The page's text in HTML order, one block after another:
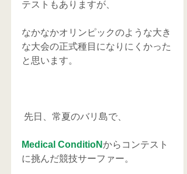
テストもありますが、
なかなかオリンピックのような大き
な大会の正式種目になりにくかった
と思います。
先日、常夏のバリ島で、
Medical ConditioNからコンテスト
に挑んだ競技サーファー。